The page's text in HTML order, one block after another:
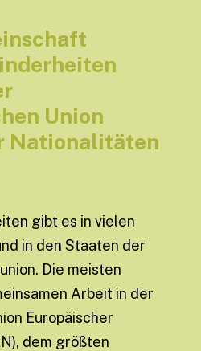
Union
Nationalitäten
gibt es in vielen
in den Staaten der
Die meisten
Arbeit in der
Europäischer
dem größten